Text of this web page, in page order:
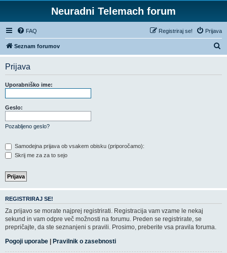
Neuradni Telemach forum
FAQ Prijava
Registriraj se!
Seznam forumov
s
Prijava
Uporabniško ime:
Geslo:
Pozabljeno geslo?
Samodejna prijava ob vsakem obisku (priporočamo):
Skrij me za za to sejo
REGISTRIRAJ SE!
Za prijavo se morate najprej registrirati. Registracija vam vzame le nekaj
sekund in vam odpre več možnosti na forumu. Preden se registrirate, se
prepričajte, da ste seznanjeni s pravili. Prosimo, preberite vsa pravila foruma.
Pogoji uporabe | Pravilnik o zasebnosti